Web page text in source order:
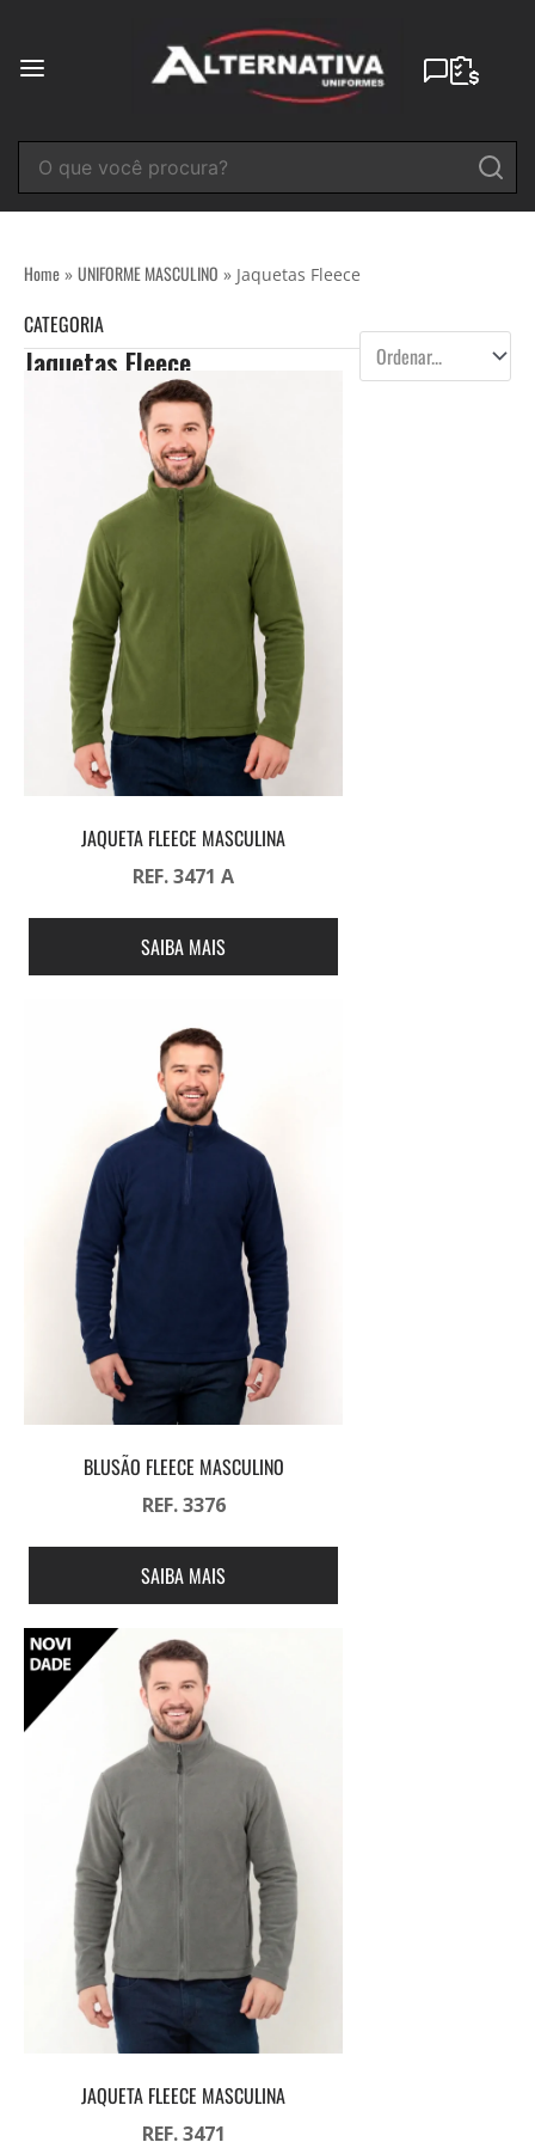
Home » UNIFORME MASCULINO » Jaquetas Fleece
CATEGORIA
Jaquetas Fleece
JAQUETA FLEECE MASCULINA
REF. 3471 A
SAIBA MAIS
BLUSÃO FLEECE MASCULINO
REF. 3376
SAIBA MAIS
JAQUETA FLEECE MASCULINA
REF. 3471